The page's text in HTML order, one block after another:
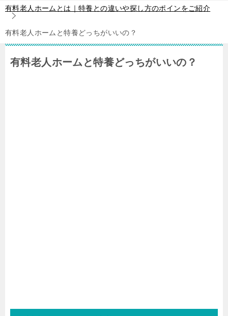
有料老人ホームとは｜特養との違いや探し方のポインをご紹介
有料老人ホームと特養どっちがいいの？
有料老人ホームと特養どっちがいいの？